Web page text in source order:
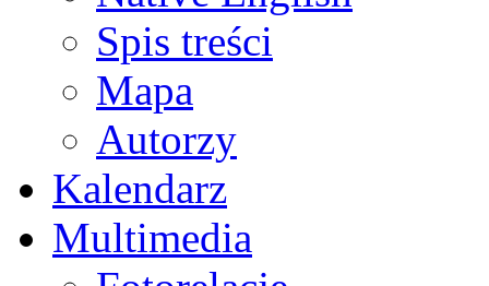
Spis treści
Mapa
Autorzy
Kalendarz
Multimedia